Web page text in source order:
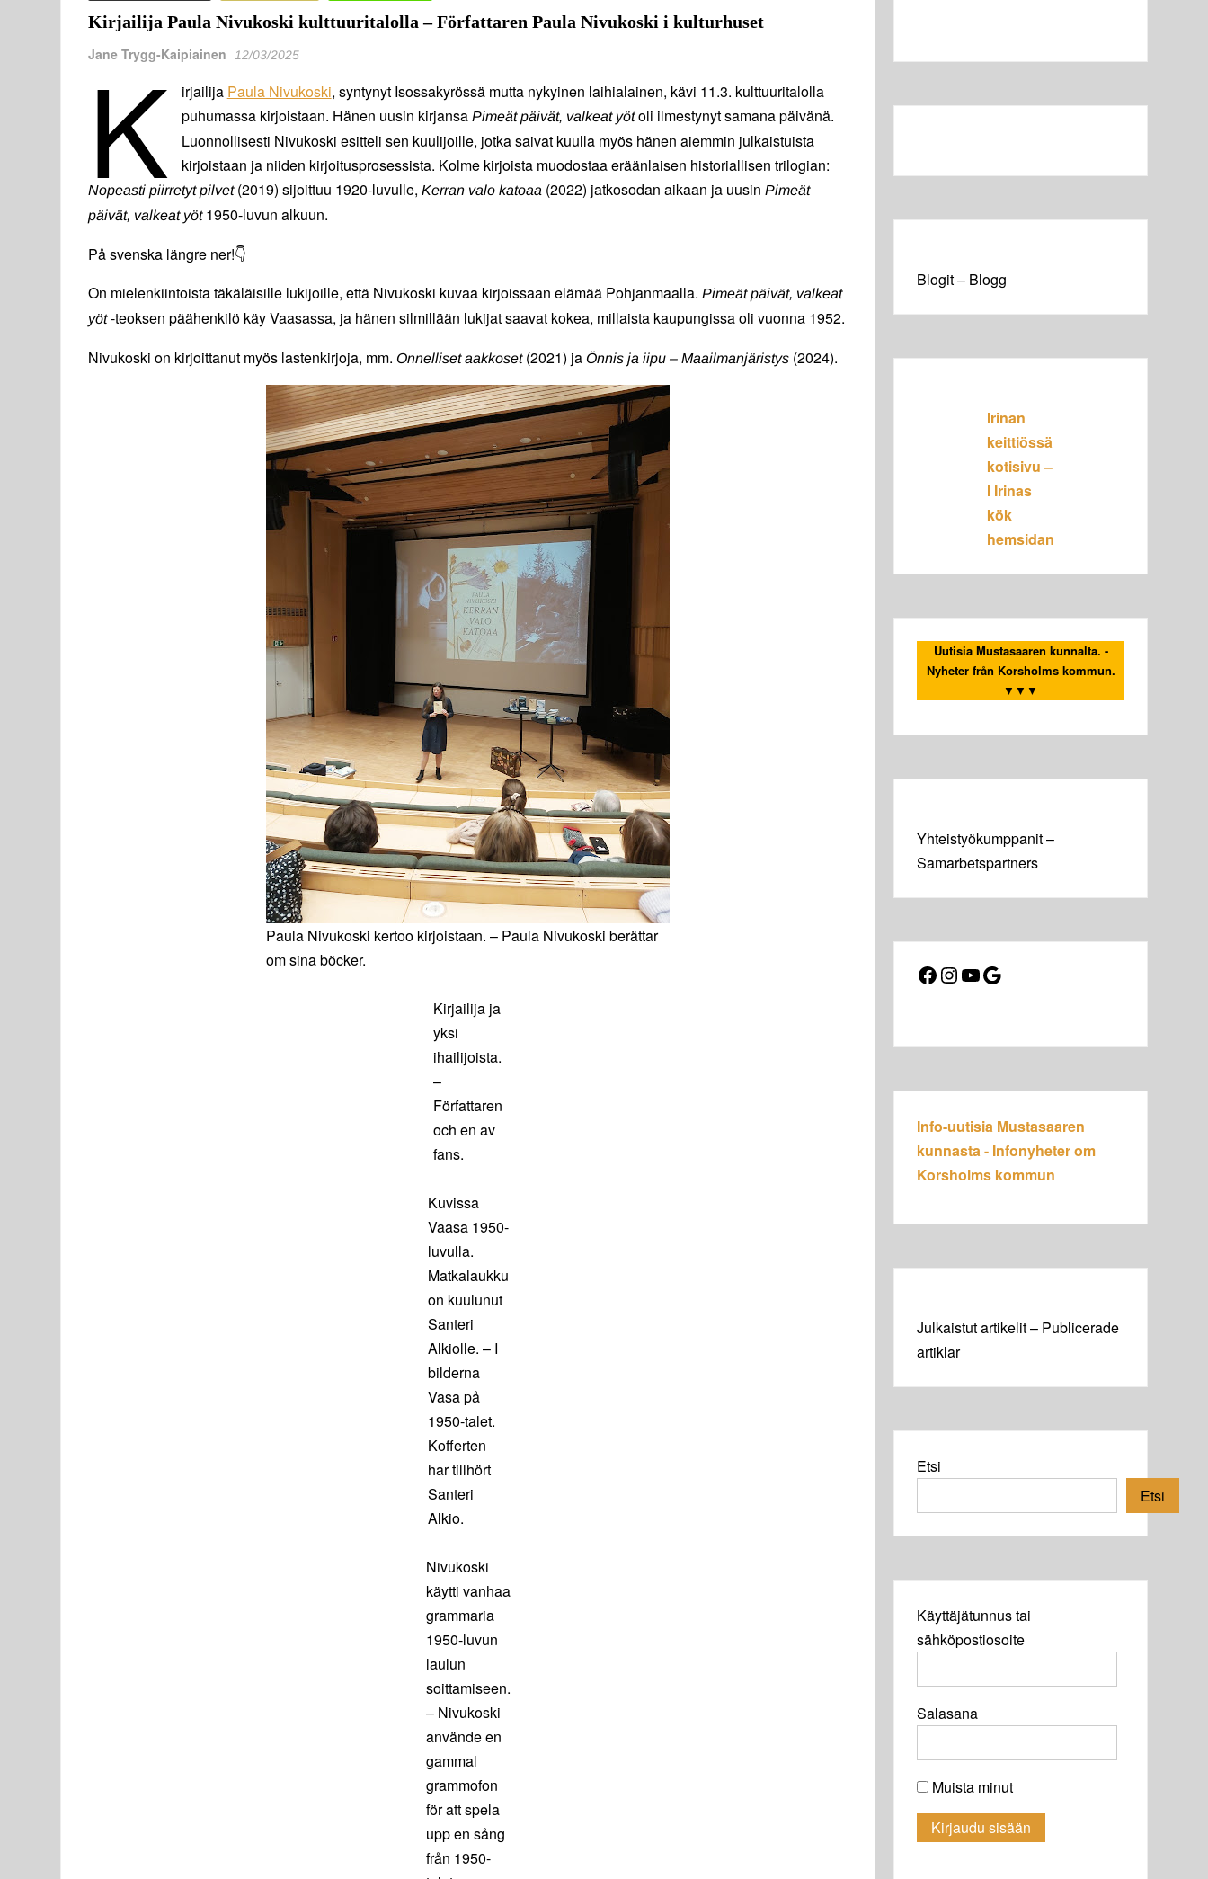
Kirjailija Paula Nivukoski kulttuuritalolla – Författaren Paula Nivukoski i kulturhuset
Jane Trygg-Kaipiainen 12/03/2025
K irjailija Paula Nivukoski, syntynyt Isossakyrössä mutta nykyinen laihialainen, kävi 11.3. kulttuuritalolla
puhumassa kirjoistaan. Hänen uusin kirjansa Pimeät päivät, valkeat yötoli ilmestynyt samana päivänä.
Luonnollisesti Nivukoski esitteli sen kuulijoille, jotka saivat kuulla myös hänen aiemmin julkaistuista
kirjoistaan ja niiden kirjoitusprosessista. Kolme kirjoista muodostaa eräänlaisen historiallisen trilogian:
Nopeasti piirretyt pilvet(2019) sijoittuu 1920-luvulle,Kerran valo katoaa (2022) jatkosodan aikaan ja uusinPimeät
päivät, valkeat yöt1950-luvun alkuun.
På svenska längre ner!👇
On mielenkiintoista täkäläisille lukijoille, että Nivukoski kuvaa kirjoissaan elämää Pohjanmaalla.Pimeät päivät, valkeat
yöt-teoksen päähenkilö käy Vaasassa, ja hänen silmillään lukijat saavat kokea, millaista kaupungissa oli vuonna 1952.
Nivukoski on kirjoittanut myös lastenkirjoja, mm. Onnelliset aakkoset(2021) jaÖnnis ja iipu – Maailmanjäristys (2024).
Paula Nivukoski kertoo kirjoistaan. – Paula Nivukoski berättar
om sina böcker.
Kirjailija ja
yksi
ihailijoista.
–
Författaren
och en av
fans.
Kuvissa
Vaasa 1950-
luvulla.
Matkalaukku
on kuulunut
Santeri
Alkiolle. – I
bilderna
Vasa på
1950-talet.
Kofferten
har tillhört
Santeri
Alkio.
Nivukoski
käytti vanhaa
grammaria
1950-luvun
laulun
soittamiseen.
– Nivukoski
använde en
gammal
grammofon
för att spela
upp en sång
från 1950-
Blogit – Blogg
Irinan
keittiössä
kotisivu –
I Irinas
kök
hemsidan
Uutisia Mustasaaren kunnalta. -
Nyheter från Korsholms kommun.
▼▼▼
Yhteistyökumppanit –
Samarbetspartners
Facebook
Instagram
YouTube
Google
Info-uutisia Mustasaaren
kunnasta - Infonyheter om
Korsholms kommun
Julkaistut artikelit – Publicerade
artiklar
Etsi
Etsi
Käyttäjätunnus tai
sähköpostiosoite
Salasana
Muista minut